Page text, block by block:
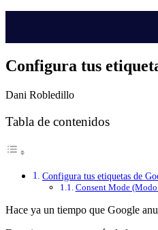
Configura tus
Dani Robledillo
Tabla de contenidos
Configura tus etiquetas de
Consent Mode
Hace ya un tiempo que Google